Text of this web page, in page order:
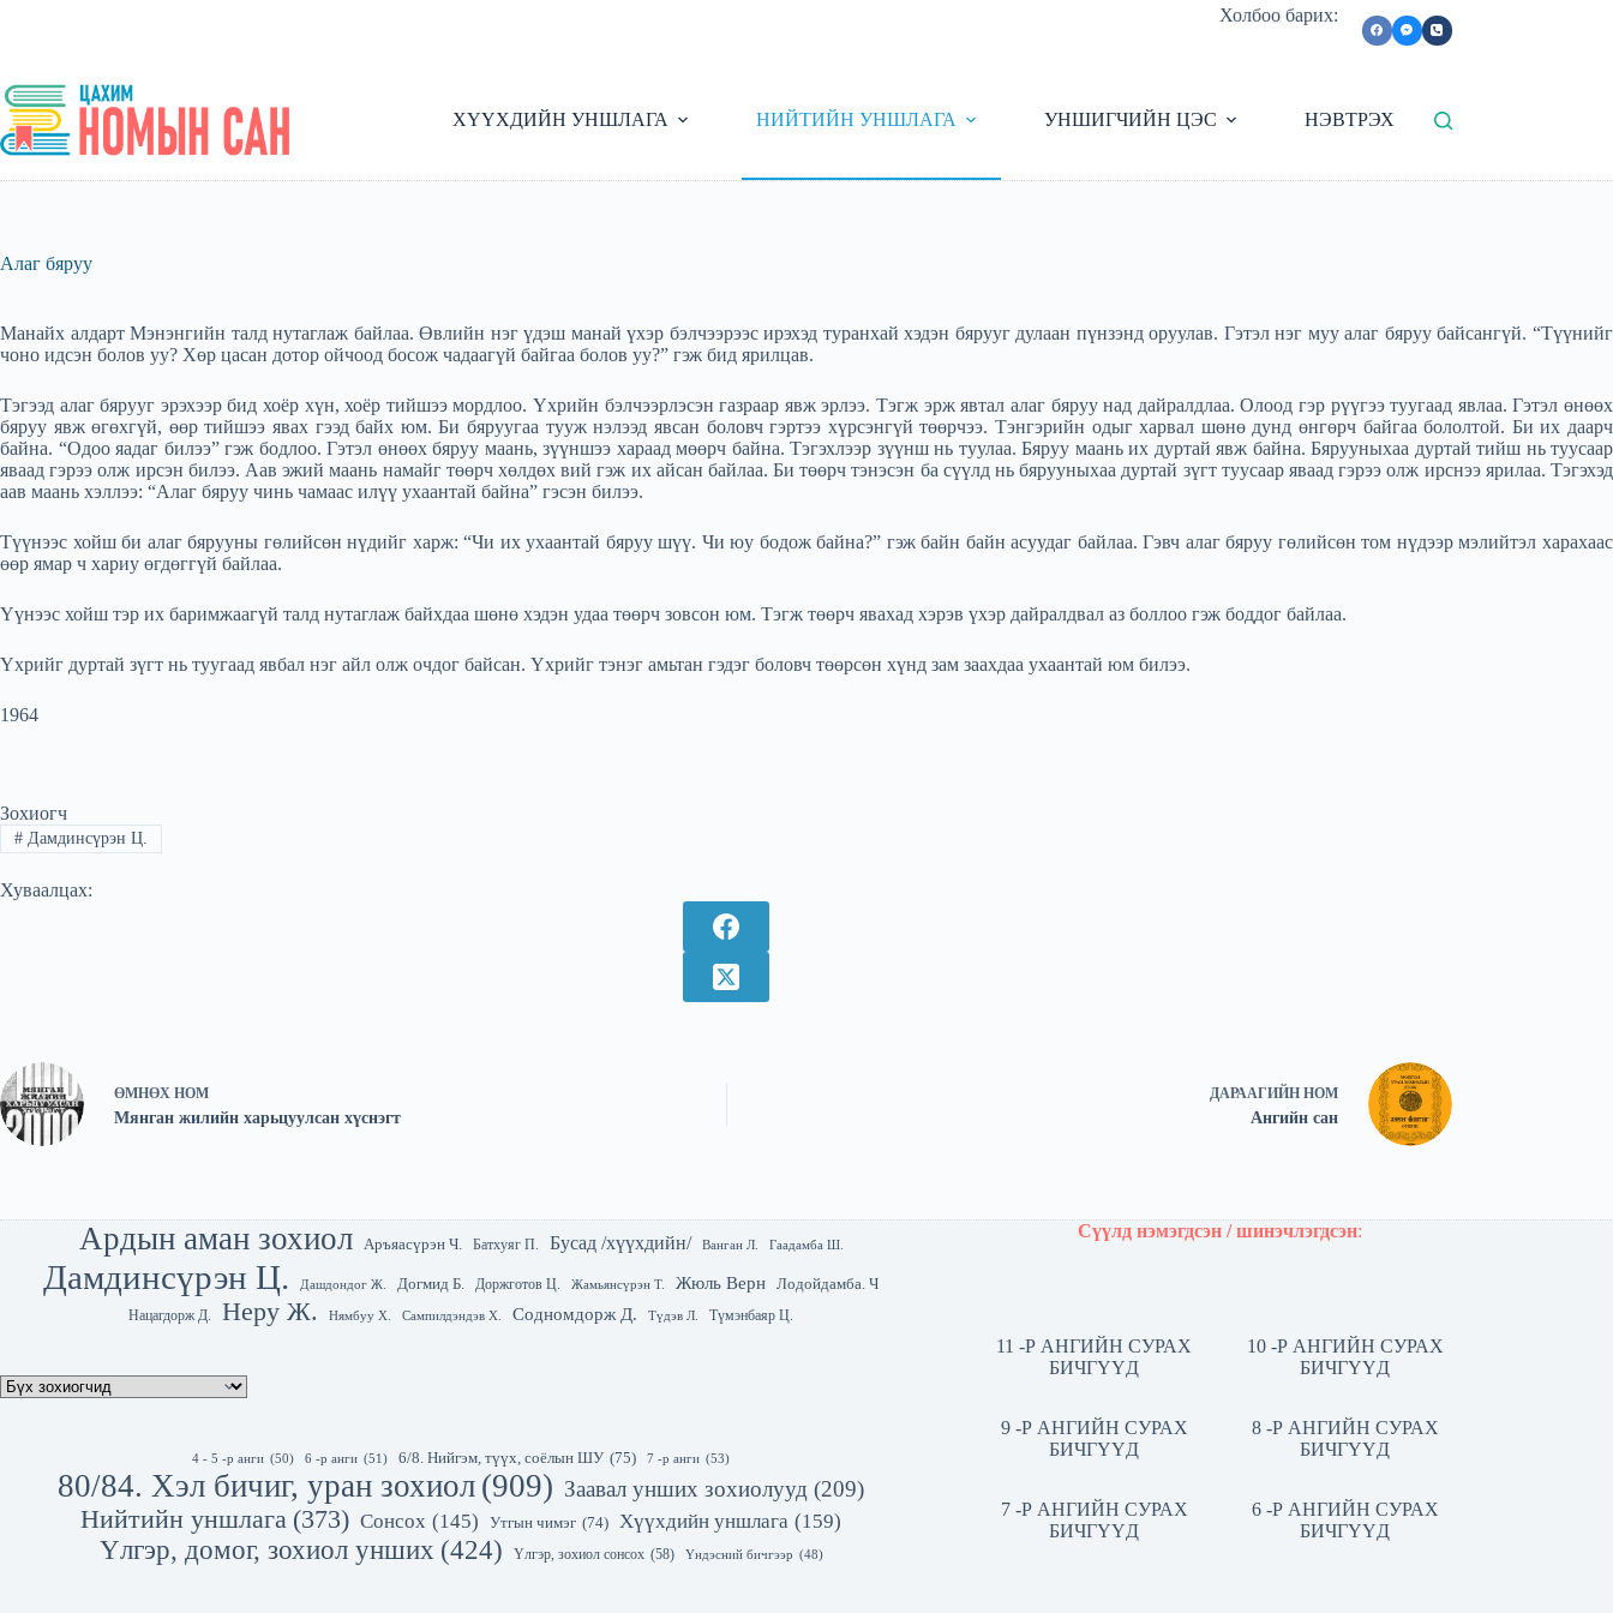
Холбоо барих:
ХҮҮХДИЙН УНШЛАГА НИЙТИЙН УНШЛАГА УНШИГЧИЙН ЦЭС НЭВТРЭХ
Алаг бяруу
Манайх алдарт Мэнэнгийн талд нутаглаж байлаа. Өвлийн нэг үдэш манай үхэр бэлчээрээс ирэхэд туранхай хэдэн бярууг дулаан пүнзэнд оруулав. Гэтэл нэг муу алаг бяруу байсангүй. “Түүнийг
чоно идсэн болов уу? Хөр цасан дотор ойчоод босож чадаагүй байгаа болов уу?” гэж бид ярилцав.
Тэгээд алаг бярууг эрэхээр бид хоёр хүн, хоёр тийшээ мордлоо. Үхрийн бэлчээрлэсэн газраар явж эрлээ. Тэгж эрж явтал алаг бяруу над дайралдлаа. Олоод гэр рүүгээ туугаад явлаа. Гэтэл өнөөх
бяруу явж өгөхгүй, өөр тийшээ явах гээд байх юм. Би бяруугаа тууж нэлээд явсан боловч гэртээ хүрсэнгүй төөрчээ. Тэнгэрийн одыг харвал шөнө дунд өнгөрч байгаа бололтой. Би их даарч
байна. “Одоо яадаг билээ” гэж бодлоо. Гэтэл өнөөх бяруу маань, зүүншээ хараад мөөрч байна. Тэгэхлээр зүүнш нь туулаа. Бяруу маань их дуртай явж байна. Бярууныхаа дуртай тийш нь туусаар
яваад гэрээ олж ирсэн билээ. Аав эжий маань намайг төөрч хөлдөх вий гэж их айсан байлаа. Би төөрч тэнэсэн ба сүүлд нь бярууныхаа дуртай зүгт туусаар яваад гэрээ олж ирснээ ярилаа. Тэгэхэд
аав маань хэллээ: “Алаг бяруу чинь чамаас илүү ухаантай байна” гэсэн билээ.
Түүнээс хойш би алаг бярууны гөлийсөн нүдийг харж: “Чи их ухаантай бяруу шүү. Чи юу бодож байна?” гэж байн байн асуудаг байлаа. Гэвч алаг бяруу гөлийсөн том нүдээр мэлийтэл харахаас
өөр ямар ч хариу өгдөггүй байлаа.
Үүнээс хойш тэр их баримжаагүй талд нутаглаж байхдаа шөнө хэдэн удаа төөрч зовсон юм. Тэгж төөрч явахад хэрэв үхэр дайралдвал аз боллоо гэж боддог байлаа.
Үхрийг дуртай зүгт нь туугаад явбал нэг айл олж очдог байсан. Үхрийг тэнэг амьтан гэдэг боловч төөрсөн хүнд зам заахдаа ухаантай юм билээ.
1964
Зохиогч
#Дамдинсүрэн Ц.
Хуваалцах:
ӨМНӨХ НОМ
Мянган жилийн харьцуулсан хүснэгт
ДАРААГИЙН НОМ
Ангийн сан
Ардын аман зохиол Аръяасүрэн Ч. Батхуяг П. Бусад /хүүхдийн/ Ванган Л. Гаадамба Ш.
Дамдинсүрэн Ц. Дашдондог Ж. Догмид Б. Доржготов Ц. Жамьянсүрэн Т. Жюль Верн Лодойдамба. Ч
Нацагдорж Д. Неру Ж. Нямбуу Х. Сампилдэндэв Х. Содномдорж Д. Түдэв Л. Түмэнбаяр Ц.
4 - 5 -р анги (50) 6 -р анги (51) 6/8. Нийгэм, түүх, соёлын ШУ (75) 7 -р анги (53)
80/84. Хэл бичиг, уран зохиол (909) Заавал унших зохиолууд (209)
Нийтийн уншлага (373) Сонсох (145) Утгын чимэг (74) Хүүхдийн уншлага (159)
Үлгэр, домог, зохиол унших (424) Үлгэр, зохиол сонсох (58) Үндэсний бичгээр (48)
Сүүлд нэмэгдсэн / шинэчлэгдсэн:
11 -Р АНГИЙН СУРАХ
БИЧГҮҮД
10 -Р АНГИЙН СУРАХ
БИЧГҮҮД
9 -Р АНГИЙН СУРАХ
БИЧГҮҮД
8 -Р АНГИЙН СУРАХ
БИЧГҮҮД
7 -Р АНГИЙН СУРАХ
БИЧГҮҮД
6 -Р АНГИЙН СУРАХ
БИЧГҮҮД